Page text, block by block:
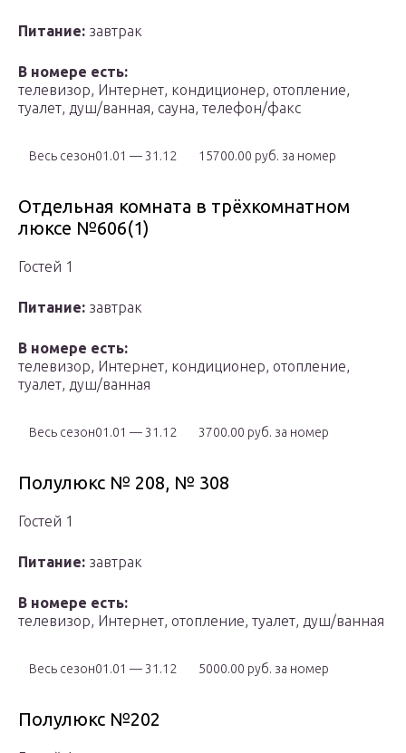
Питание: завтрак
В номере есть:
телевизор, Интернет, кондиционер, отопление,
туалет, душ/ванная, сауна, телефон/факс
Весь сезон01.01 — 31.12 15700.00 руб. за номер
Отдельная комната в трёхкомнатном
люксе №606(1)
Гостей 1
Питание: завтрак
В номере есть:
телевизор, Интернет, кондиционер, отопление,
туалет, душ/ванная
Весь сезон01.01 — 31.12 3700.00 руб. за номер
Полулюкс № 208, № 308
Гостей 1
Питание: завтрак
В номере есть:
телевизор, Интернет, отопление, туалет, душ/ванная
Весь сезон01.01 — 31.12 5000.00 руб. за номер
Полулюкс №202